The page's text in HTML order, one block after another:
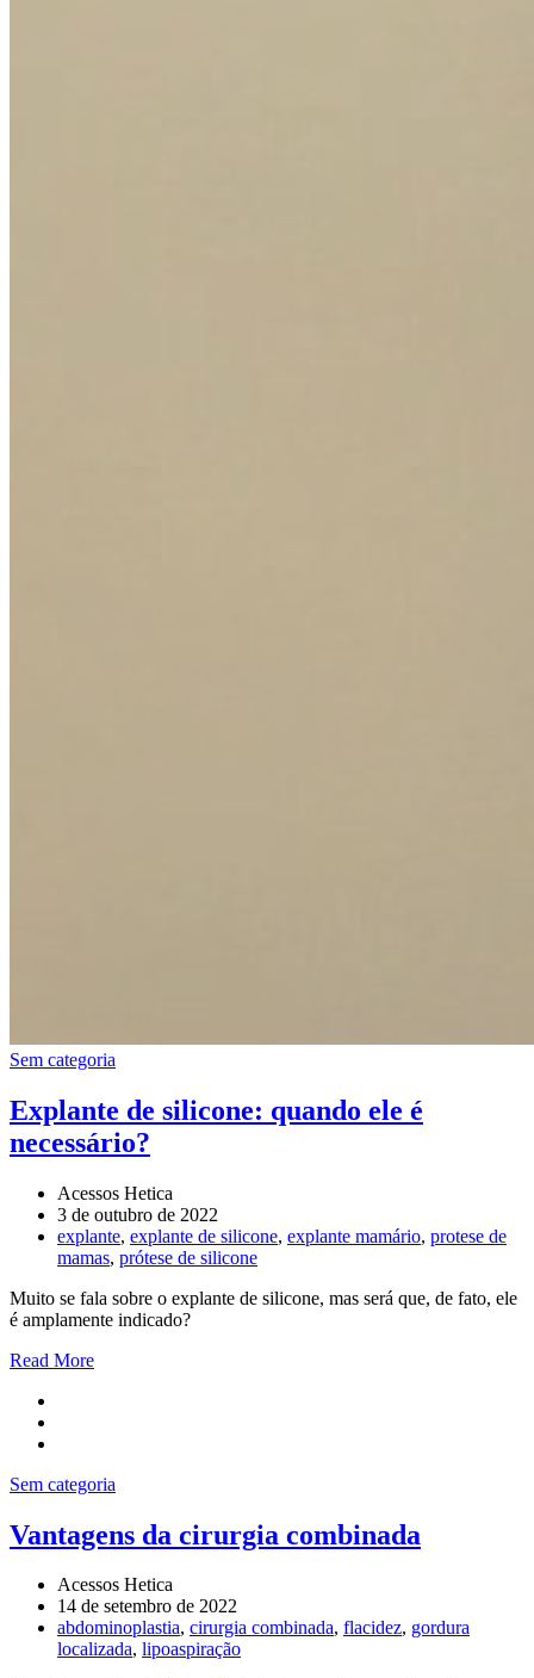
Sem categoria
Explante de silicone: quando ele é
necessário?
Acessos Hetica
3 de outubro de 2022
explante, explante de silicone, explante mamário, protese de
mamas, prótese de silicone
Muito se fala sobre o explante de silicone, mas será que, de fato, ele
é amplamente indicado?
Read More
Sem categoria
Vantagens da cirurgia combinada
Acessos Hetica
14 de setembro de 2022
abdominoplastia, cirurgia combinada, flacidez, gordura
localizada, lipoaspiração